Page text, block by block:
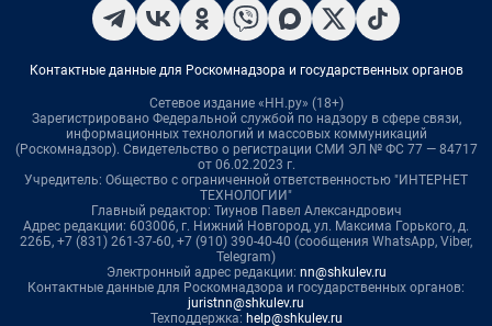
Контактные данные для Роскомнадзора и государственных органов
Сетевое издание «НН.ру» (18+)
Зарегистрировано Федеральной службой по надзору в сфере связи,
информационных технологий и массовых коммуникаций
(Роскомнадзор). Свидетельство о регистрации СМИ ЭЛ № ФС 77 — 84717
от 06.02.2023 г.
Учредитель: Общество с ограниченной ответственностью "ИНТЕРНЕТ
ТЕХНОЛОГИИ"
Главный редактор: Тиунов Павел Александрович
Адрес редакции: 603006, г. Нижний Новгород, ул. Максима Горького, д.
226Б, +7 (831) 261-37-60, +7 (910) 390-40-40 (сообщения WhatsApp, Viber,
Telegram)
Электронный адрес редакции: nn@shkulev.ru
Контактные данные для Роскомнадзора и государственных органов:
juristnn@shkulev.ru
Техподдержка: help@shkulev.ru